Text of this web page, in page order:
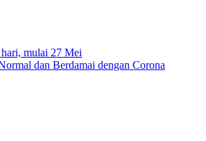
mulai 27 Mei
dan Berdamai dengan Corona